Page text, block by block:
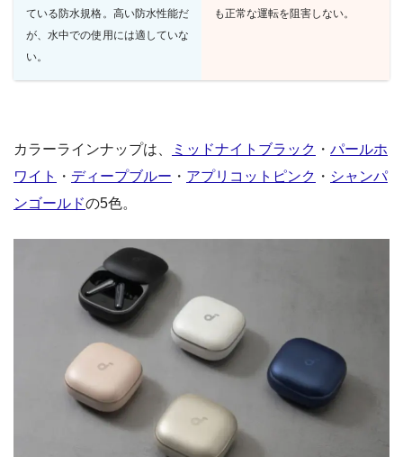
ている防水規格。高い防水性能だ
が、水中での使用には適していな
い。
も正常な運転を阻害しない。
カラーラインナップは、 ミッドナイトブラック ・ パールホ
ワイト
・ ディープブルー ・ アプリコットピンク ・ シャンパ
ンゴールドの5色。